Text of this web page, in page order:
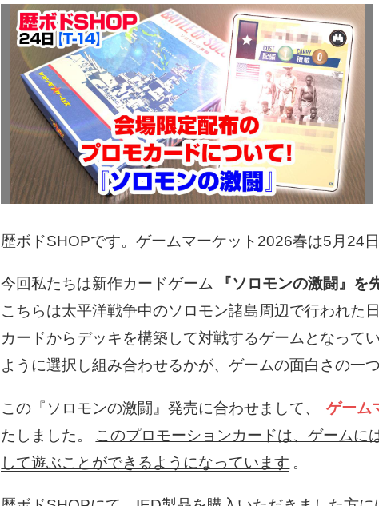
歴ボドSHOPです。ゲームマーケット2026春は5月24
今回私たちは新作カードゲーム 『ソロモンの激闘』を
こちらは太平洋戦争中のソロモン諸島周辺で行われた
カードからデッキを構築して対戦するゲームとなって
ように選択し組み合わせるかが、ゲームの面白さの一
この『ソロモンの激闘』発売に合わせまして、 ゲーム
たしました。
このプロモーションカードは、ゲームに
して遊ぶことができるようになっています 。